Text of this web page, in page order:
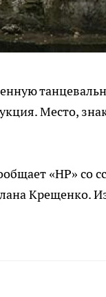
Место,
«НР» со
Крещенко.